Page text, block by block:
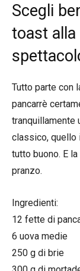
Scegli
toast alla
Tutto parte con
pancarrè
tranquillamente
classico, quello
tutto buono. E
pranzo.
Ingredienti:
12 fette di
6 uova medie
250 g di brie